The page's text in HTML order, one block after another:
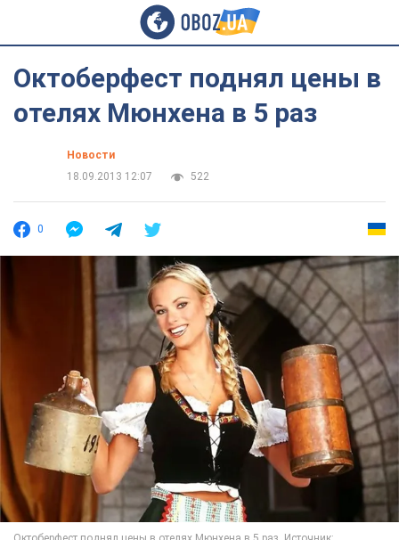
Октоберфест поднял цены в
отелях Мюнхена в 5 раз
Новости
18.09.2013 12:07
522
0